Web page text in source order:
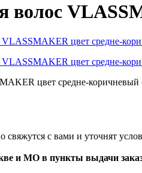
цвет средне-коричневый
с вами и уточнят
и МО в пункты выдачи